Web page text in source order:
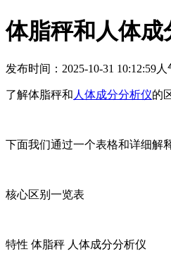
体脂秤和人体成
发布时间：2025-10-31 10:12:59人
了解体脂秤和 人体成分分析仪的
下面我们通过一个表格和详细解
核心区别一览表
特性 体脂秤 人体成分分析仪